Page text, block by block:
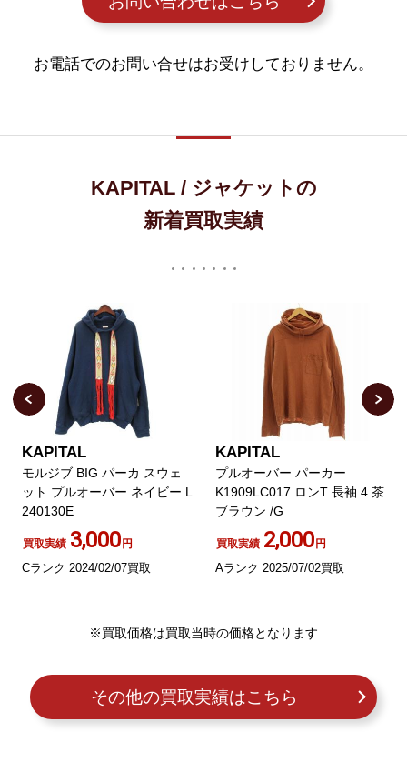
お電話でのお問い合せはお受けしておりません。
KAPITAL / ジャケットの
新着買取実績
KAPITAL
モルジブ BIG パーカ スウェ
ット プルオーバー ネイビー L
240130E
買取実績 3,000円
Cランク 2024/02/07買取
KAPITAL
プルオーバー パーカー
K1909LC017 ロンT 長袖 4 茶
ブラウン /G
買取実績 2,000円
Aランク 2025/07/02買取
※買取価格は買取当時の価格となります
その他の買取実績はこちら